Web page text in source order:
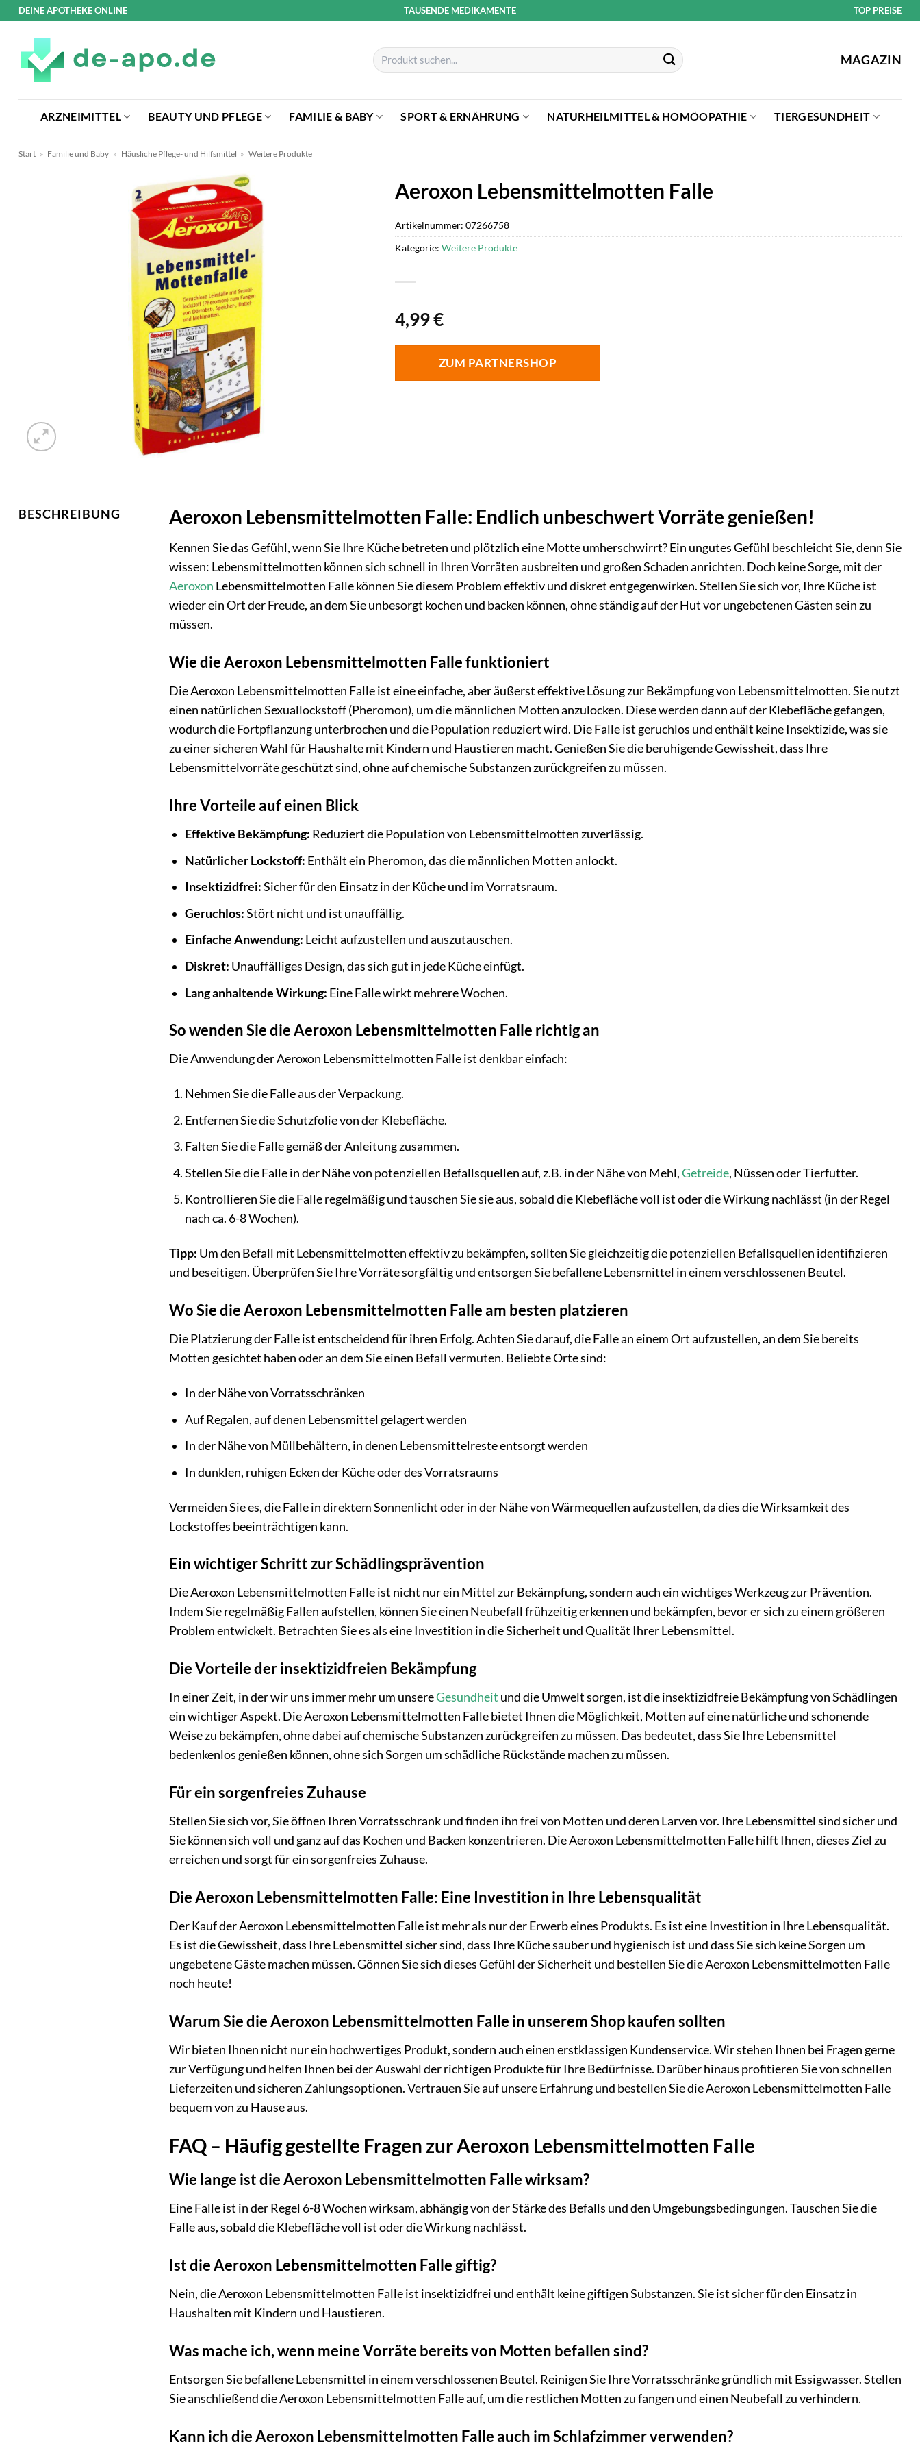
ZumDEINE APOTHEKE ONLINE TAUSENDE MEDIKAMENTE TOP PREISE
Suchen
nach:
MAGAZIN
ARZNEIMITTEL BEAUTY UND PFLEGE FAMILIE & BABY SPORT & ERNÄHRUNG NATURHEILMITTEL & HOMÖOPATHIE TIERGESUNDHEIT
Start » Familie und Baby » Häusliche Pflege- und Hilfsmittel » Weitere Produkte
Aeroxon Lebensmittelmotten Falle
4,99€
ZUM PARTNERSHOP
Artikelnummer: 07266758
Kategorie: Weitere Produkte
BESCHREIBUNG Aeroxon Lebensmittelmotten Falle: Endlich unbeschwert Vorräte genießen!
Kennen Sie das Gefühl, wenn Sie Ihre Küche betreten und plötzlich eine Motte umherschwirrt? Ein ungutes Gefühl beschleicht Sie, denn Sie
wissen: Lebensmittelmotten können sich schnell in Ihren Vorräten ausbreiten und großen Schaden anrichten. Doch keine Sorge, mit der
Aeroxon Lebensmittelmotten Falle können Sie diesem Problem effektiv und diskret entgegenwirken. Stellen Sie sich vor, Ihre Küche ist
wieder ein Ort der Freude, an dem Sie unbesorgt kochen und backen können, ohne ständig auf der Hut vor ungebetenen Gästen sein zu
müssen.
Wie die Aeroxon Lebensmittelmotten Falle funktioniert
Die Aeroxon Lebensmittelmotten Falle ist eine einfache, aber äußerst effektive Lösung zur Bekämpfung von Lebensmittelmotten. Sie nutzt
einen natürlichen Sexuallockstoff (Pheromon), um die männlichen Motten anzulocken. Diese werden dann auf der Klebefläche gefangen,
wodurch die Fortpflanzung unterbrochen und die Population reduziert wird. Die Falle ist geruchlos und enthält keine Insektizide, was sie
zu einer sicheren Wahl für Haushalte mit Kindern und Haustieren macht. Genießen Sie die beruhigende Gewissheit, dass Ihre
Lebensmittelvorräte geschützt sind, ohne auf chemische Substanzen zurückgreifen zu müssen.
Ihre Vorteile auf einen Blick
Effektive Bekämpfung: Reduziert die Population von Lebensmittelmotten zuverlässig.
Natürlicher Lockstoff: Enthält ein Pheromon, das die männlichen Motten anlockt.
Insektizidfrei:Sicher für den Einsatz in der Küche und im Vorratsraum.
Geruchlos:Stört nicht und ist unauffällig.
Einfache Anwendung: Leicht aufzustellen und auszutauschen.
Diskret: Unauffälliges Design, das sich gut in jede Küche einfügt.
Lang anhaltende Wirkung: Eine Falle wirkt mehrere Wochen.
So wenden Sie die Aeroxon Lebensmittelmotten Falle richtig an
Die Anwendung der Aeroxon Lebensmittelmotten Falle ist denkbar einfach:
Nehmen Sie die Falle aus der Verpackung.
Entfernen Sie die Schutzfolie von der Klebefläche.
Falten Sie die Falle gemäß der Anleitung zusammen.
Stellen Sie die Falle in der Nähe von potenziellen Befallsquellen auf, z.B. in der Nähe von Mehl,Getreide, Nüssen oder Tierfutter.
Kontrollieren Sie die Falle regelmäßig und tauschen Sie sie aus, sobald die Klebefläche voll ist oder die Wirkung nachlässt (in der Regel
nach ca. 6-8 Wochen).
Tipp: Um den Befall mit Lebensmittelmotten effektiv zu bekämpfen, sollten Sie gleichzeitig die potenziellen Befallsquellen identifizieren
und beseitigen. Überprüfen Sie Ihre Vorräte sorgfältig und entsorgen Sie befallene Lebensmittel in einem verschlossenen Beutel.
Wo Sie die Aeroxon Lebensmittelmotten Falle am besten platzieren
Die Platzierung der Falle ist entscheidend für ihren Erfolg. Achten Sie darauf, die Falle an einem Ort aufzustellen, an dem Sie bereits
Motten gesichtet haben oder an dem Sie einen Befall vermuten. Beliebte Orte sind:
In der Nähe von Vorratsschränken
Auf Regalen, auf denen Lebensmittel gelagert werden
In der Nähe von Müllbehältern, in denen Lebensmittelreste entsorgt werden
In dunklen, ruhigen Ecken der Küche oder des Vorratsraums
Vermeiden Sie es, die Falle in direktem Sonnenlicht oder in der Nähe von Wärmequellen aufzustellen, da dies die Wirksamkeit des
Lockstoffes beeinträchtigen kann.
Ein wichtiger Schritt zur Schädlingsprävention
Die Aeroxon Lebensmittelmotten Falle ist nicht nur ein Mittel zur Bekämpfung, sondern auch ein wichtiges Werkzeug zur Prävention.
Indem Sie regelmäßig Fallen aufstellen, können Sie einen Neubefall frühzeitig erkennen und bekämpfen, bevor er sich zu einem größeren
Problem entwickelt. Betrachten Sie es als eine Investition in die Sicherheit und Qualität Ihrer Lebensmittel.
Die Vorteile der insektizidfreien Bekämpfung
In einer Zeit, in der wir uns immer mehr um unsereGesundheit und die Umwelt sorgen, ist die insektizidfreie Bekämpfung von Schädlingen
ein wichtiger Aspekt. Die Aeroxon Lebensmittelmotten Falle bietet Ihnen die Möglichkeit, Motten auf eine natürliche und schonende
Weise zu bekämpfen, ohne dabei auf chemische Substanzen zurückgreifen zu müssen. Das bedeutet, dass Sie Ihre Lebensmittel
bedenkenlos genießen können, ohne sich Sorgen um schädliche Rückstände machen zu müssen.
Für ein sorgenfreies Zuhause
Stellen Sie sich vor, Sie öffnen Ihren Vorratsschrank und finden ihn frei von Motten und deren Larven vor. Ihre Lebensmittel sind sicher und
Sie können sich voll und ganz auf das Kochen und Backen konzentrieren. Die Aeroxon Lebensmittelmotten Falle hilft Ihnen, dieses Ziel zu
erreichen und sorgt für ein sorgenfreies Zuhause.
Die Aeroxon Lebensmittelmotten Falle: Eine Investition in Ihre Lebensqualität
Der Kauf der Aeroxon Lebensmittelmotten Falle ist mehr als nur der Erwerb eines Produkts. Es ist eine Investition in Ihre Lebensqualität.
Es ist die Gewissheit, dass Ihre Lebensmittel sicher sind, dass Ihre Küche sauber und hygienisch ist und dass Sie sich keine Sorgen um
ungebetene Gäste machen müssen. Gönnen Sie sich dieses Gefühl der Sicherheit und bestellen Sie die Aeroxon Lebensmittelmotten Falle
noch heute!
Warum Sie die Aeroxon Lebensmittelmotten Falle in unserem Shop kaufen sollten
Wir bieten Ihnen nicht nur ein hochwertiges Produkt, sondern auch einen erstklassigen Kundenservice. Wir stehen Ihnen bei Fragen gerne
zur Verfügung und helfen Ihnen bei der Auswahl der richtigen Produkte für Ihre Bedürfnisse. Darüber hinaus profitieren Sie von schnellen
Lieferzeiten und sicheren Zahlungsoptionen. Vertrauen Sie auf unsere Erfahrung und bestellen Sie die Aeroxon Lebensmittelmotten Falle
bequem von zu Hause aus.
FAQ – Häufig gestellte Fragen zur Aeroxon Lebensmittelmotten Falle
Wie lange ist die Aeroxon Lebensmittelmotten Falle wirksam?
Eine Falle ist in der Regel 6-8 Wochen wirksam, abhängig von der Stärke des Befalls und den Umgebungsbedingungen. Tauschen Sie die
Falle aus, sobald die Klebefläche voll ist oder die Wirkung nachlässt.
Ist die Aeroxon Lebensmittelmotten Falle giftig?
Nein, die Aeroxon Lebensmittelmotten Falle ist insektizidfrei und enthält keine giftigen Substanzen. Sie ist sicher für den Einsatz in
Haushalten mit Kindern und Haustieren.
Was mache ich, wenn meine Vorräte bereits von Motten befallen sind?
Entsorgen Sie befallene Lebensmittel in einem verschlossenen Beutel. Reinigen Sie Ihre Vorratsschränke gründlich mit Essigwasser. Stellen
Sie anschließend die Aeroxon Lebensmittelmotten Falle auf, um die restlichen Motten zu fangen und einen Neubefall zu verhindern.
Kann ich die Aeroxon Lebensmittelmotten Falle auch im Schlafzimmer verwenden?